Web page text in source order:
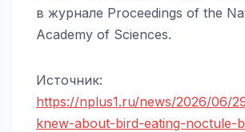
в журнале Proceedings of the
Academy of Sciences.
Источник:
https://nplus1.ru/news/2026/06/
knew-about-bird-eating-noctule-